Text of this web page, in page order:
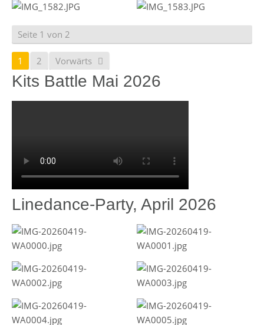
Seite 1 von 2
1 2 Vorwärts
Kits Battle Mai 2026
Linedance-Party, April 2026